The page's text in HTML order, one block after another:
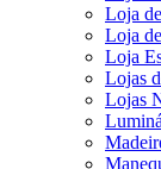
Loja
Loja
Loja
Lojas
Lojas